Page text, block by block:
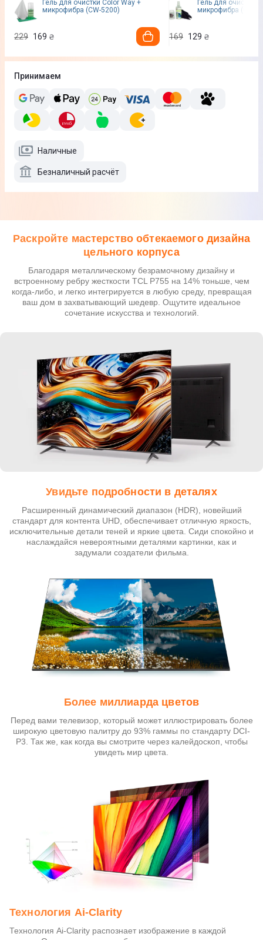
Гель для очистки Color Way +
микрофибра (CW-5200)
229 169 ₴
Гель для очистки
микрофибра (CW-
169 129 ₴
Принимаем
Наличные
Безналичный расчёт
Раскройте мастерство обтекаемого дизайна
цельного корпуса
Благодаря металлическому безрамочному дизайну и
встроенному ребру жесткости TCL P755 на 14% тоньше, чем
когда-либо, и легко интегрируется в любую среду, превращая
ваш дом в захватывающий шедевр. Ощутите идеальное
сочетание искусства и технологий.
Увидьте подробности в деталях
Расширенный динамический диапазон (HDR), новейший
стандарт для контента UHD, обеспечивает отличную яркость,
исключительные детали теней и яркие цвета. Сиди спокойно и
наслаждайся невероятными деталями картинки, как и
задумали создатели фильма.
Более миллиарда цветов
Перед вами телевизор, который может иллюстрировать более
широкую цветовую палитру до 93% гаммы по стандарту DCI-
P3. Так же, как когда вы смотрите через калейдоскоп, чтобы
увидеть мир цвета.
Технология Ai-Clarity
Технология Ai-Clarity распознает изображение в каждой